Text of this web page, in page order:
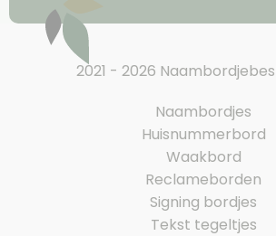
2021 - 2026
Naambordjes
Huisnummerbord
Waakbord
Reclameborden
Signing bordjes
Tekst tegeltjes